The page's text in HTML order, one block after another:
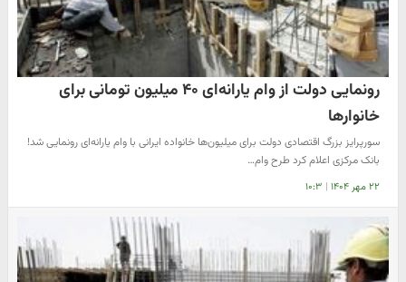
رونمایی دولت از وام یارانه‌ای ۴۰ میلیون تومانی برای
خانوارها
​سورپرایز بزرگ اقتصادی دولت برای میلیون‌ها خانواده ایرانی با وام یارانه‌ای رونمایی شد!
بانک مرکزی اعلام کرد طرح وام…
۲۲ مهر ۱۴۰۴ | ۱۰:۳